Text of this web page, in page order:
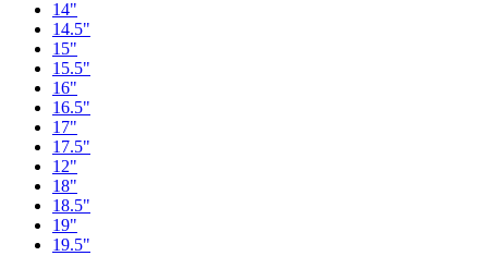
14"
14.5"
15"
15.5"
16"
16.5"
17"
17.5"
12"
18"
18.5"
19"
19.5"